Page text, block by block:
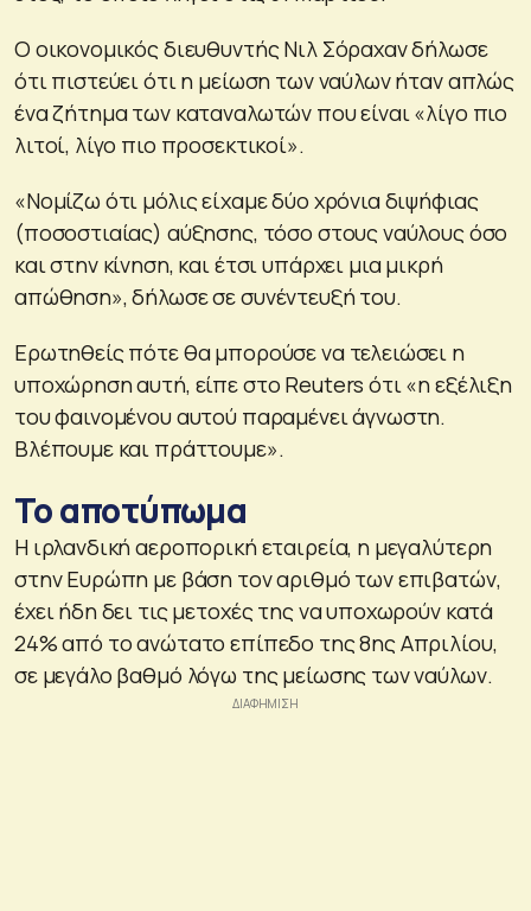
Ο οικονομικός διευθυντής Νιλ Σόραχαν δήλωσε
ότι πιστεύει ότι η μείωση των ναύλων ήταν απλώς
ένα ζήτημα των καταναλωτών που είναι «λίγο πιο
λιτοί, λίγο πιο προσεκτικοί».
«Νομίζω ότι μόλις είχαμε δύο χρόνια διψήφιας
(ποσοστιαίας) αύξησης, τόσο στους ναύλους όσο
και στην κίνηση, και έτσι υπάρχει μια μικρή
απώθηση», δήλωσε σε συνέντευξή του.
Ερωτηθείς πότε θα μπορούσε να τελειώσει η
υποχώρηση αυτή, είπε στο Reuters ότι «η εξέλιξη
του φαινομένου αυτού παραμένει άγνωστη.
Βλέπουμε και πράττουμε».
Το αποτύπωμα
Η ιρλανδική αεροπορική εταιρεία, η μεγαλύτερη
στην Ευρώπη με βάση τον αριθμό των επιβατών,
έχει ήδη δει τις μετοχές της να υποχωρούν κατά
24% από το ανώτατο επίπεδο της 8ης Απριλίου,
σε μεγάλο βαθμό λόγω της μείωσης των ναύλων.